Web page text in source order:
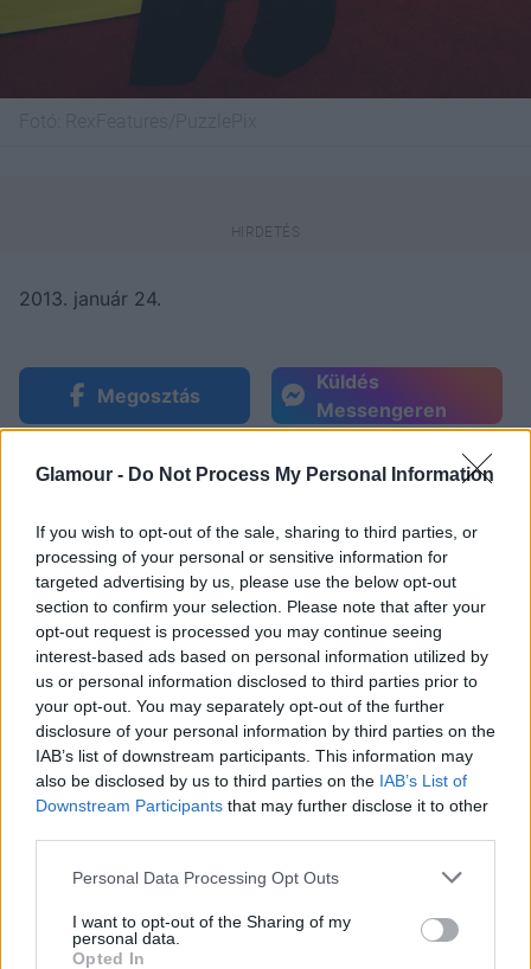
Glamour - Do Not Process My Personal Information
If you wish to opt-out of the sale, sharing to third parties, or
processing of your personal or sensitive information for
targeted advertising by us, please use the below opt-out
section to confirm your selection. Please note that after your
opt-out request is processed you may continue seeing
interest-based ads based on personal information utilized by
us or personal information disclosed to third parties prior to
your opt-out. You may separately opt-out of the further
disclosure of your personal information by third parties on the
IAB’s list of downstream participants. This information may
also be disclosed by us to third parties on the IAB’s List of
Downstream Participants that may further disclose it to other
Please note that this website/app uses one or more Google
not limited to your visit or usage behaviour. You may click to
grant or deny consent to Google and its third-party tags to
Personal Data Processing Opt Outs
I want to opt-out of the Sharing of my
personal data.
Opted In
2013. január 24.
Megosztás
Küldés
Messengeren
A Playboy egykori kedvence, a Baywatch
Carmen Electra újabban boldog szerelmi
kapcsolatával kerül címlapokra, nem pedig zűrös
magénéletével. A negyven felett járó színésznőnek
valósággal jót tett az idő.Szupernőies alakját a
magazinok mellettidőnként a vörös szőnyegen is
csúcsformában van, ráadásul a szelídebb
megjelenés jól áll neki, neked mi a véleményed?